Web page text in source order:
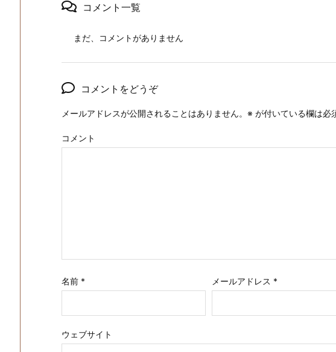
コメント一覧
まだ、コメントがありません
コメントをどうぞ
メールアドレスが公開されることはありません。 ※ が付いている欄は必
コメント
名前 * メールアドレス *
ウェブサイト